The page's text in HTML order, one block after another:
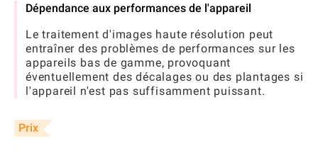
Dépendance aux performances de l'appareil
Le traitement d'images haute résolution peut
entraîner des problèmes de performances sur les
appareils bas de gamme, provoquant
éventuellement des décalages ou des plantages si
l'appareil n'est pas suffisamment puissant.
Prix